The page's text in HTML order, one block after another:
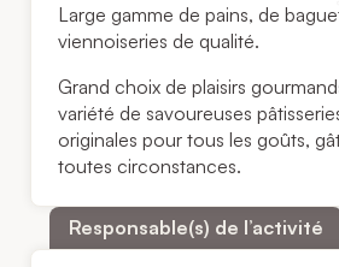
Large gamme de pains, de
viennoiseries de qualité.
Grand choix de plaisirs
variété de savoureuses
originales pour tous les goûts,
toutes circonstances.
Responsable(s) de l’activité